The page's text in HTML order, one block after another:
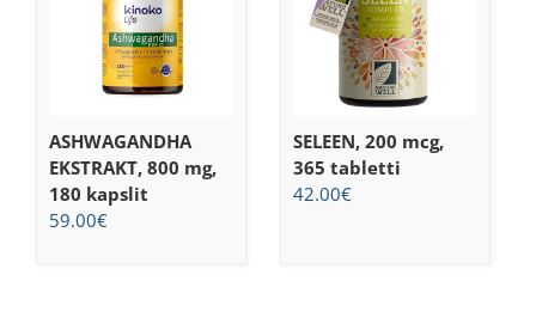
ASHWAGANDHA
EKSTRAKT, 800 mg,
180 kapslit
59.00€
SELEEN, 200 mcg,
365 tabletti
42.00€